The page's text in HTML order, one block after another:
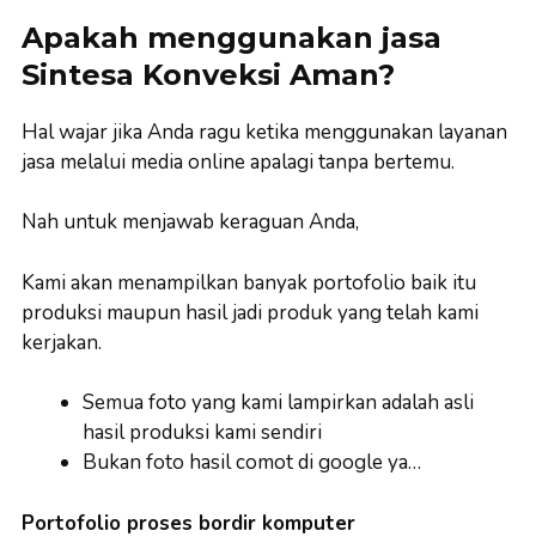
Apakah menggunakan jasa
Sintesa Konveksi Aman?
Hal wajar jika Anda ragu ketika menggunakan layanan
jasa melalui media online apalagi tanpa bertemu.
Nah untuk menjawab keraguan Anda,
Kami akan menampilkan banyak portofolio baik itu
produksi maupun hasil jadi produk yang telah kami
kerjakan.
Semua foto yang kami lampirkan adalah asli
hasil produksi kami sendiri
Bukan foto hasil comot di google ya…
Portofolio proses bordir komputer